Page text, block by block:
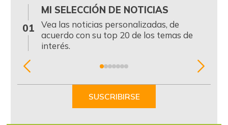
01
MI SELECCIÓN DE NOTICIAS
Vea las noticias personalizadas, de
acuerdo con su top 20 de los temas de
interés.
Item
SUSCRIBIRSE